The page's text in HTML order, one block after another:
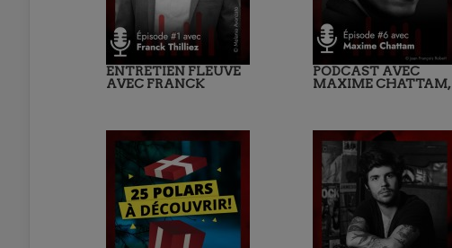
ENTRETIEN FLEUVE
AVEC FRANCK
PODCAST AVEC
MAXIME CHATTAM,